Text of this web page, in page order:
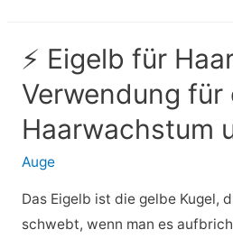
blaues
Licht
für
alle
Ihre
Probleme
verantwortlich
⚡ Eigelb für
Verwendung für
Haarwachstum
Auge
Das Eigelb ist die gelbe Kugel,
schwebt, wenn man es